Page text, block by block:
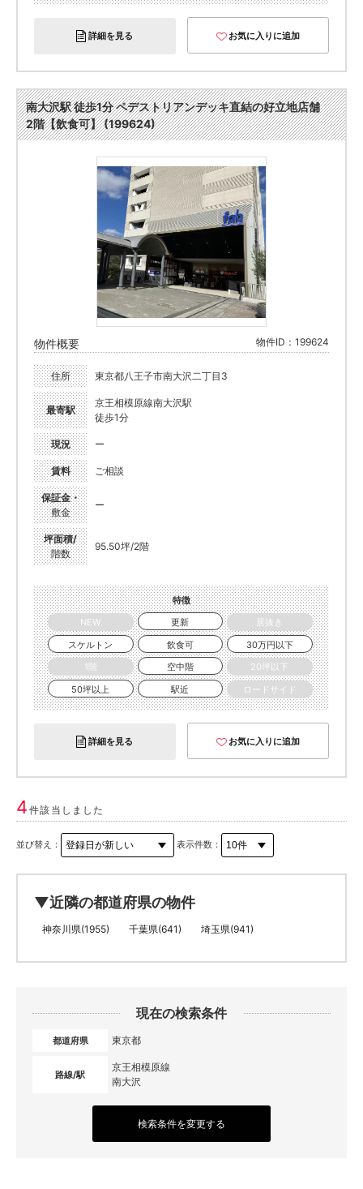
詳細を見る お気に入りに追加
南大沢駅 徒歩1分 ペデストリアンデッキ直結の好立地店舗
2階【飲食可】 (199624)
物件概要 物件ID：199624
住所 東京都八王子市南大沢二丁目3
最寄駅
京王相模原線南大沢駅
徒歩1分
現況 ー
賃料 ご相談
保証金・
敷金
ー
坪面積/
階数
95.50坪/2階
特徴
NEW
更新
居抜き
スケルトン
飲食可
30万円以下
1階
空中階
20坪以下
50坪以上
駅近 ロードサイド
詳細を見る お気に入りに追加
4件該当しました
並び替え： 表示件数：
▼近隣の都道府県の物件
神奈川県(1955) 千葉県(641) 埼玉県(941)
現在の検索条件
都道府県 東京都
路線/駅
京王相模原線
南大沢
検索条件を変更する